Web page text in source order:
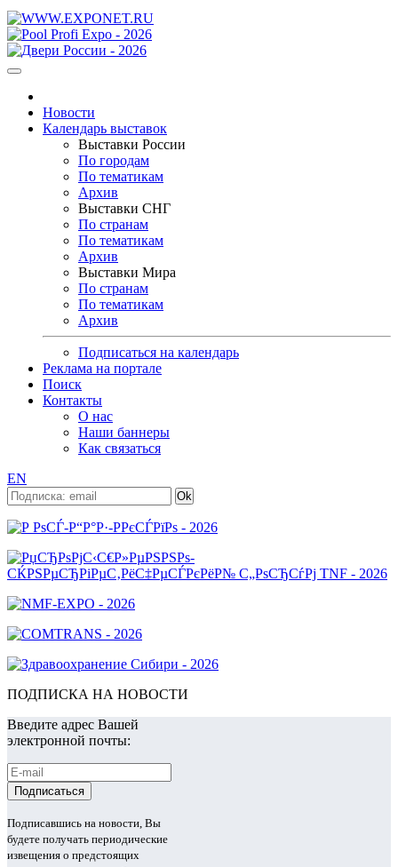
Новости
Календарь выставок
Выставки России
По городам
По тематикам
Архив
Выставки СНГ
По странам
По тематикам
Архив
Выставки Мира
По странам
По тематикам
Архив
Подписаться на календарь
Реклама на портале
Поиск
Контакты
О нас
Наши баннеры
Как связаться
EN
ПОДПИСКА НА НОВОСТИ
Введите адрес Вашей
электронной почты:
Подписавшись на новости, Вы
будете получать периодические
извещения о предстоящих